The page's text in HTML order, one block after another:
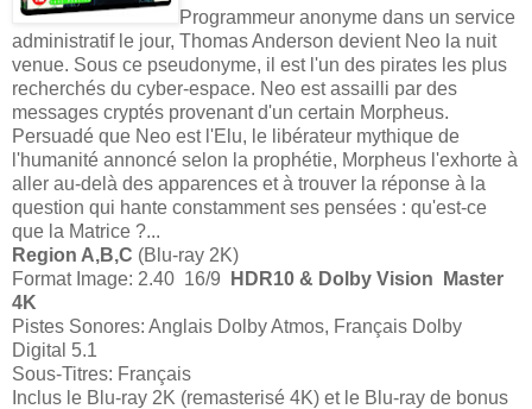
Programmeur anonyme dans un service
administratif le jour, Thomas Anderson devient Neo la nuit
venue. Sous ce pseudonyme, il est l'un des pirates les plus
recherchés du cyber-espace. Neo est assailli par des
messages cryptés provenant d'un certain Morpheus.
Persuadé que Neo est l'Elu, le libérateur mythique de
l'humanité annoncé selon la prophétie, Morpheus l'exhorte à
aller au-delà des apparences et à trouver la réponse à la
question qui hante constamment ses pensées : qu'est-ce
que la Matrice ?...
Region A,B,C (Blu-ray 2K)
Format Image: 2.40 16/9
HDR10 & Dolby Vision Master
4K
Pistes Sonores: Anglais Dolby Atmos, Français Dolby
Digital 5.1
Sous-Titres: Français
Inclus le Blu-ray 2K (remasterisé 4K) et le Blu-ray de bonus